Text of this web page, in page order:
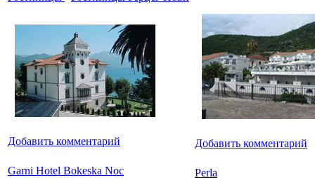
Добавить комментарий
Garni Hotel Bokeska Noc
Добавить комментарий
Perla